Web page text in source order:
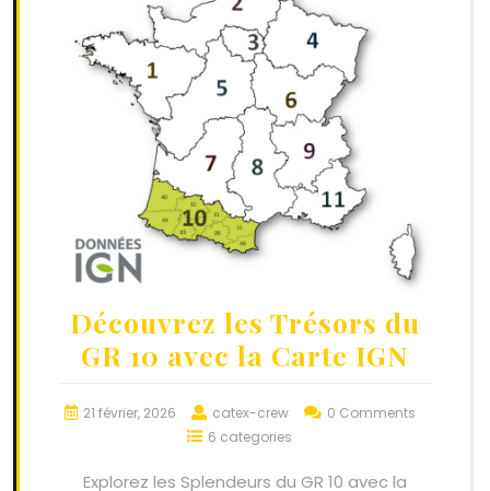
Découvrez les Trésors du
GR 10 avec la Carte IGN
21 février, 2026 catex-crew
0 Comments
6 categories
Explorez les Splendeurs du GR 10 avec la